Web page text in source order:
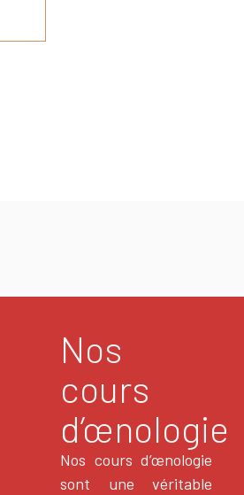
Nos
cours
d’œnologie
Nos cours d’œnologie
sont une véritable